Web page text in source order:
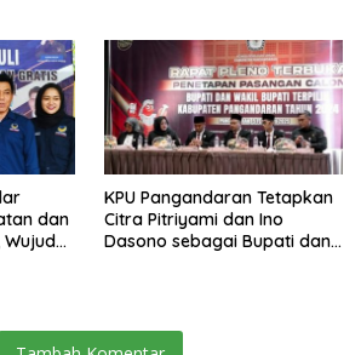
Surono Jadi Calon Ketua
DPD PDI Perjuangan!
dan
KPU Pangandaran Tetapkan
Citra Pitriyami dan Ino
Dasono sebagai Bupati dan